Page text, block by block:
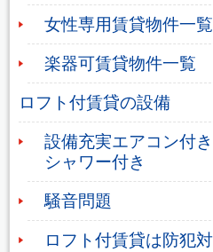
女性専用賃貸物件一覧
楽器可賃貸物件一覧
ロフト付賃貸の設備
設備充実エアコン付
シャワー付き
騒音問題
ロフト付賃貸は防犯